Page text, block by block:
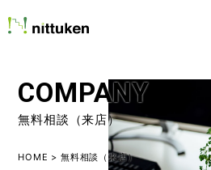
COMPANY
無料相談（来店）
HOME >無料相談（来店）